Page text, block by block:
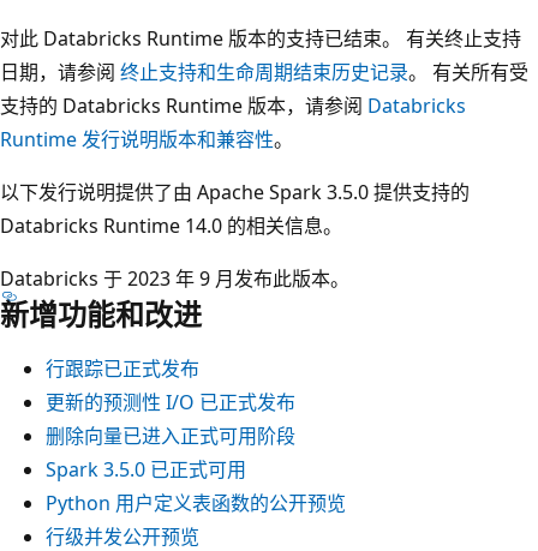
对此 Databricks Runtime 版本的支持已结束。 有关终止支持
日期，请参阅 终止支持和生命周期结束历史记录。 有关所有受
支持的 Databricks Runtime 版本，请参阅 Databricks
Runtime 发行说明版本和兼容性。
以下发行说明提供了由 Apache Spark 3.5.0 提供支持的
Databricks Runtime 14.0 的相关信息。
Databricks 于 2023 年 9 月发布此版本。
新增功能和改进
行跟踪已正式发布
更新的预测性 I/O 已正式发布
删除向量已进入正式可用阶段
Spark 3.5.0 已正式可用
Python 用户定义表函数的公开预览
行级并发公开预览